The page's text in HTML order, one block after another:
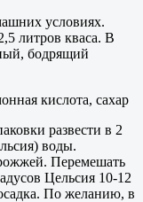
условиях.
литров кваса. В
бодрящий
кислота, сахар
развести в 2
воды.
Перемешать
Цельсия 10-12
По желанию, в